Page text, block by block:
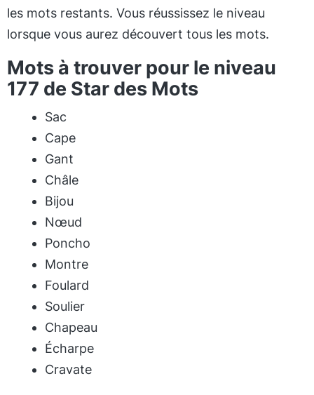
les mots restants. Vous réussissez le niveau
lorsque vous aurez découvert tous les mots.
Mots à trouver pour le niveau
177 de Star des Mots
Sac
Cape
Gant
Châle
Bijou
Nœud
Poncho
Montre
Foulard
Soulier
Chapeau
Écharpe
Cravate